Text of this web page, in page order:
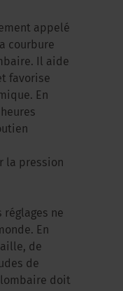
appelé
courbure
Il aide
favorise
En
la pression
réglages ne
En
de
de
doit